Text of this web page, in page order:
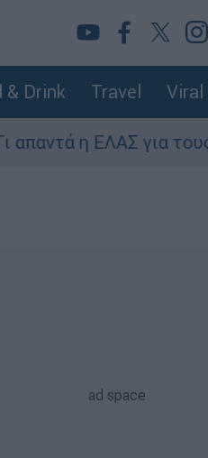
& Drink Travel Viral
για τους 8